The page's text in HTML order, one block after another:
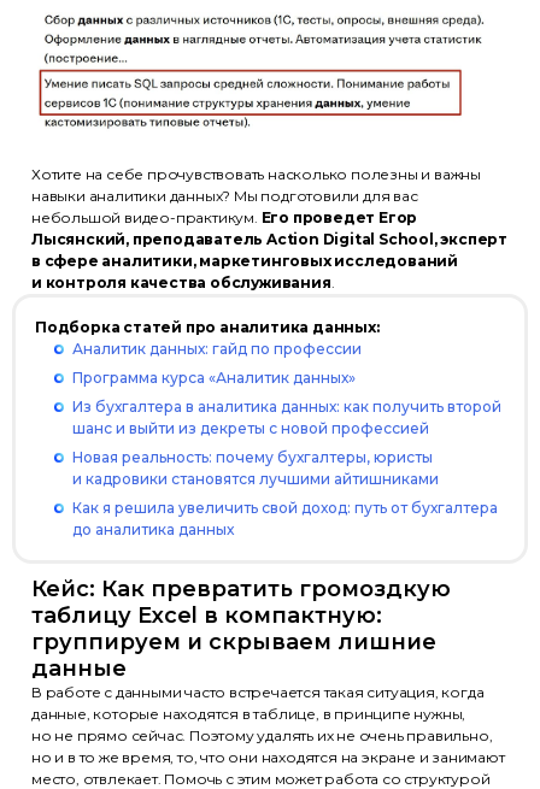
Хотите на себе прочувствовать насколько полезны и важны
навыки аналитики данных? Мы подготовили для вас
небольшой видео-практикум. Его проведет Егор
Лысянский, преподаватель Action Digital School, эксперт
в сфере аналитики, маркетинговых исследований
и контроля качества обслуживания
Подборка статей про аналитика данных:
Аналитик данных: гайд по профессии
Программа курса «Аналитик данных»
Из бухгалтера в аналитика данных: как получить второй
шанс и выйти из декреты с новой профессией
Новая реальность: почему бухгалтеры, юристы
и кадровики становятся лучшими айтишниками
Как я решила увеличить свой доход: путь от бухгалтера
до аналитика данных
Кейс: Как превратить громоздкую
таблицу Excel в компактную:
группируем и скрываем лишние
данные
В работе с данными часто встречается такая ситуация, когда
данные, которые находятся в таблице, в принципе нужны,
но не прямо сейчас. Поэтому удалять их не очень правильно,
но и в то же время, то, что они находятся на экране и занимают
место, отвлекает. Помочь с этим может работа со структурой
+7 (495) 788-53-26
ООО «Актион-Диджитал» г. Москва,
1-й Земельный переулок, 1
© ООО «Актион-Диджитал»,
2026 г. Все права защищены
Политика обработки
персональных данных
Информация на сайте носит
информационный характер
и не является публичной офертой
(ст. 437 ГК РФ)